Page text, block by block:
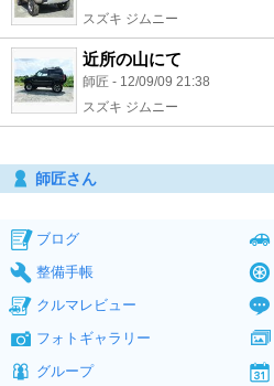
スズキ ジムニー
近所の山にて
師匠 - 12/09/09 21:38
スズキ ジムニー
師匠さん
ブログ
整備手帳
クルマレビュー
フォトギャラリー
グループ